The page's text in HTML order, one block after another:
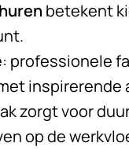
betekent
professionele
zorgt voor
op de